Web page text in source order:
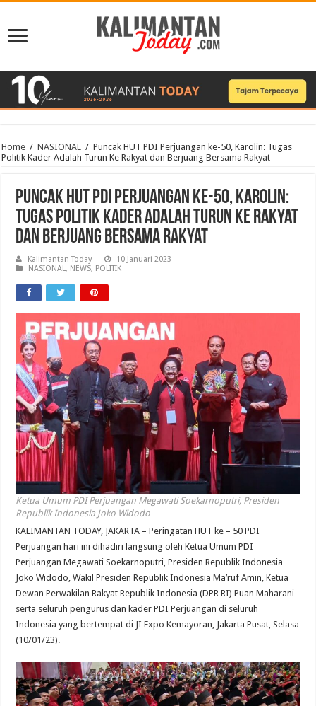
Home / NASIONAL / Puncak HUT PDI Perjuangan ke-50, Karolin: Tugas
Politik Kader Adalah Turun Ke Rakyat dan Berjuang Bersama Rakyat
Puncak HUT PDI Perjuangan ke-50, Karolin:
Tugas Politik Kader Adalah Turun Ke Rakyat
dan Berjuang Bersama Rakyat
Kalimantan Today
10 Januari 2023
NASIONAL, NEWS, POLITIK
Ketua Umum PDI Perjuangan Megawati Soekarnoputri, Presiden
Republik Indonesia Joko Widodo
KALIMANTAN TODAY, JAKARTA – Peringatan HUT ke – 50 PDI
Perjuangan hari ini dihadiri langsung oleh Ketua Umum PDI
Perjuangan Megawati Soekarnoputri, Presiden Republik Indonesia
Joko Widodo, Wakil Presiden Republik Indonesia Ma’ruf Amin, Ketua
Dewan Perwakilan Rakyat Republik Indonesia (DPR RI) Puan Maharani
serta seluruh pengurus dan kader PDI Perjuangan di seluruh
Indonesia yang bertempat di JI Expo Kemayoran, Jakarta Pusat, Selasa
(10/01/23).